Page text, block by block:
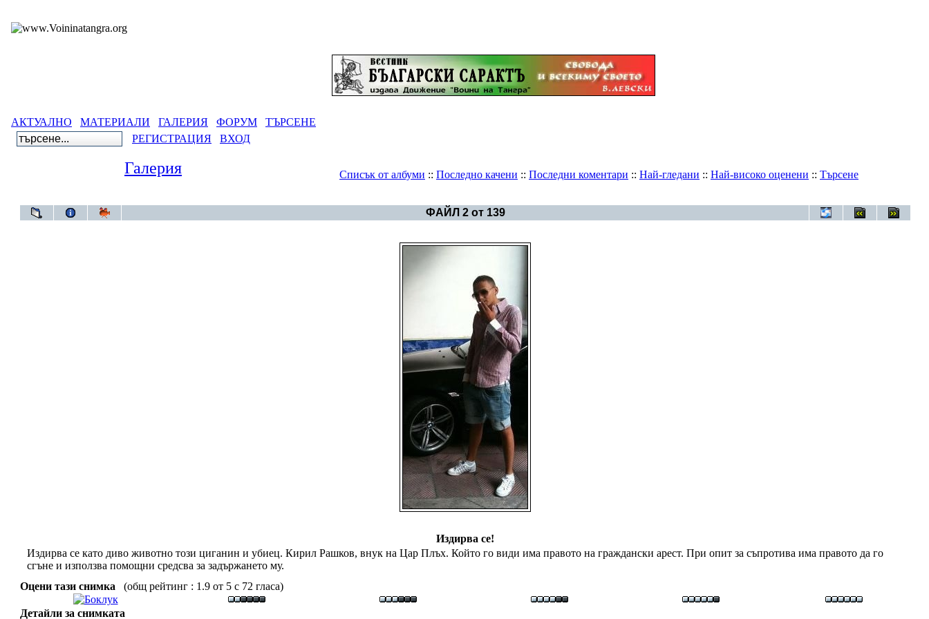
АКТУАЛНО МАТЕРИАЛИ ГАЛЕРИЯ ФОРУМ
ТЪРСЕНЕ
РЕГИСТРАЦИЯ
ВХОД
Галерия Списък от албуми :: Последно качени :: Последни коментари :: Най-гледани :: Най-високо оценени :: Търсене
ФАЙЛ 2 от 139
Издирва се!
Издирва се като диво животно този циганин и убиец. Кирил Рашков, внук на Цар Плъх. Който го види има правото на граждански арест. При опит за съпротива има правото да го
сгъне и използва помощни средсва за задържането му.
Оцени тази снимка
(общ рейтинг : 1.9 от 5 с 72 гласа)
Детайли за снимката